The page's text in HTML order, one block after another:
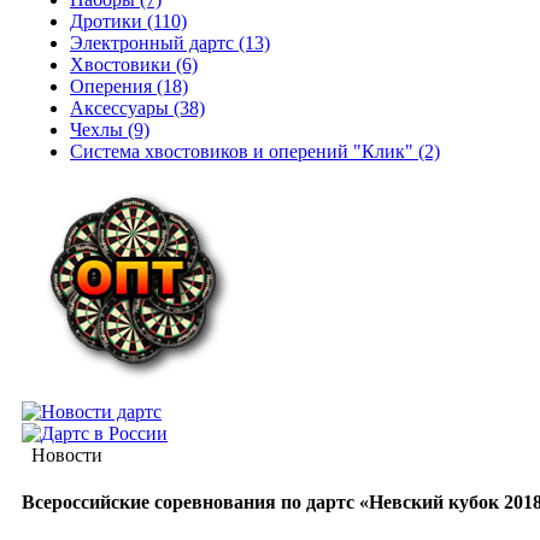
Дротики (110)
Электронный дартс (13)
Хвостовики (6)
Оперения (18)
Аксессуары (38)
Чехлы (9)
Система хвостовиков и оперений "Клик" (2)
Новости
Всероссийские соревнования по дартс «Невский кубок